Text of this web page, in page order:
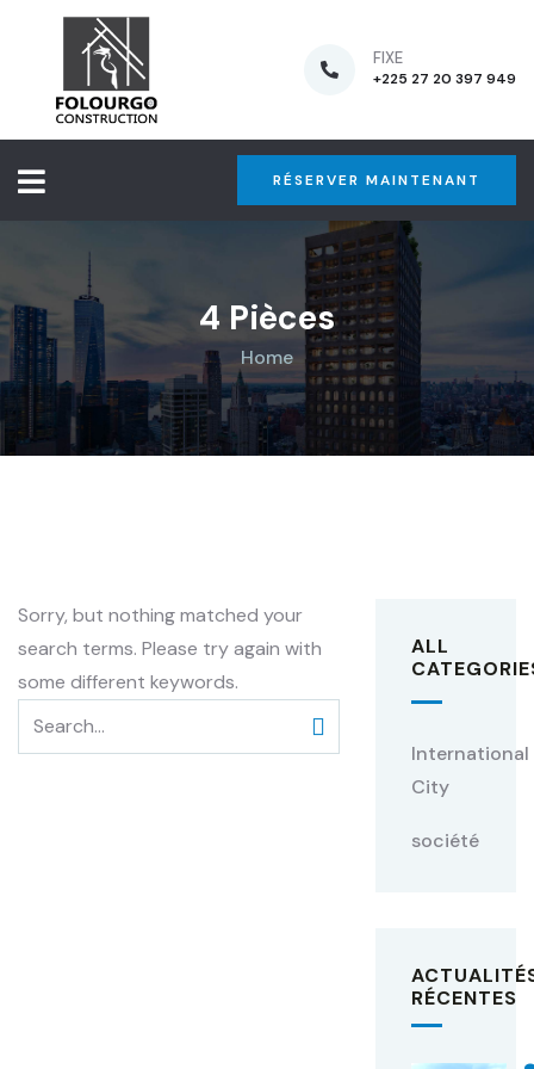
FIXE
+225 27 20 397 949
RÉSERVER MAINTENANT
4 Pièces
Home
Sorry, but nothing matched your
search terms. Please try again with
some different keywords.
ALL
International
City
société
RÉCENTES